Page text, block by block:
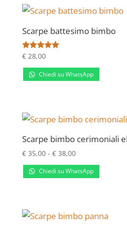
Scarpe battesimo bimbo
Valutato
su 5
€28,00
Chiedi su WhatsApp
Scarpe bimbo cerimoniali
€35,00 - €38,00Fascia
di
prezzo:
€ 38,00
Chiedi su WhatsApp